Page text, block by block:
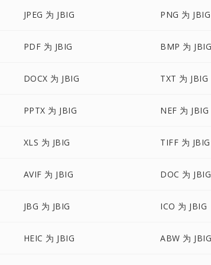
JPEG 为 JBIG PNG 为 JBIG
PDF 为 JBIG BMP 为 JBIG
DOCX 为 JBIG TXT 为 JBIG
PPTX 为 JBIG NEF 为 JBIG
XLS 为 JBIG TIFF 为 JBIG
AVIF 为 JBIG DOC 为 JBIG
JBG 为 JBIG ICO 为 JBIG
HEIC 为 JBIG ABW 为 JBIG